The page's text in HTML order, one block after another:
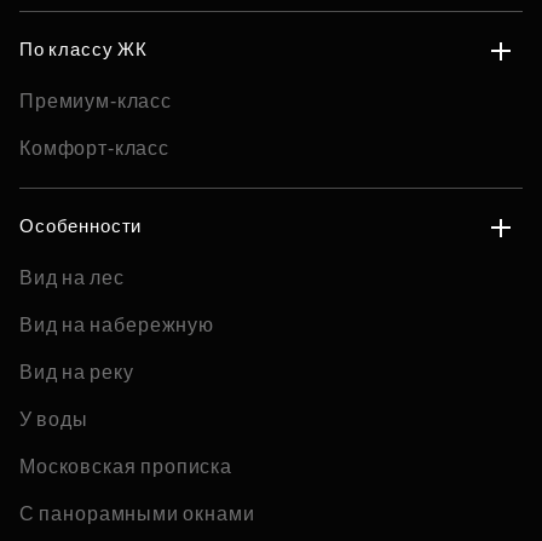
По классу ЖК
Премиум-класс
Комфорт-класс
Особенности
Вид на лес
Вид на набережную
Вид на реку
У воды
Московская прописка
С панорамными окнами